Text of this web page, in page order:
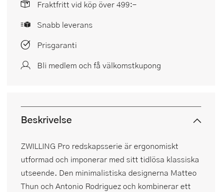
Fraktfritt vid köp över 499:-
Snabb leverans
Prisgaranti
Bli medlem och få välkomstkupong
Beskrivelse
ZWILLING Pro redskapsserie är ergonomiskt
utformad och imponerar med sitt tidlösa klassiska
utseende. Den minimalistiska designerna Matteo
Thun och Antonio Rodriguez och kombinerar ett